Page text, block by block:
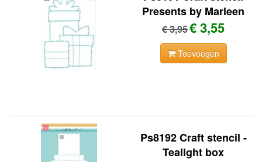
Presents by Marleen
€ 3,95€ 3,55
Toevoegen
Ps8192 Craft stencil -
Tealight box